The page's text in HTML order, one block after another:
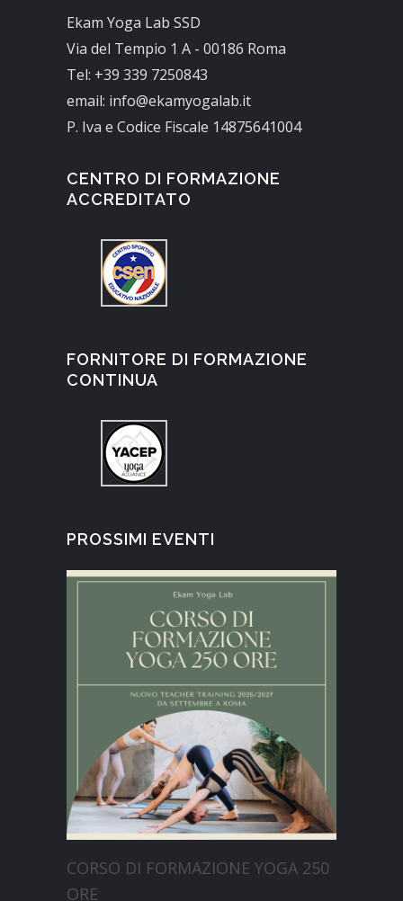
Ekam Yoga Lab SSD
Via del Tempio 1 A - 00186 Roma
Tel: +39 339 7250843
email: info@ekamyogalab.it
P. Iva e Codice Fiscale 14875641004
CENTRO DI FORMAZIONE
ACCREDITATO
FORNITORE DI FORMAZIONE
CONTINUA
PROSSIMI EVENTI
CORSO DI FORMAZIONE YOGA 250
ORE